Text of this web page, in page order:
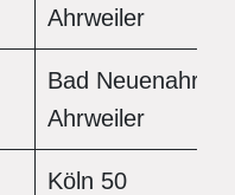
Ahrweiler
Bad Neuenahr-
Ahrweiler
Köln 50